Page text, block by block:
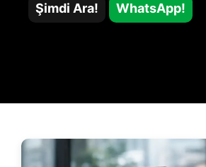
Şimdi Ara! WhatsApp!